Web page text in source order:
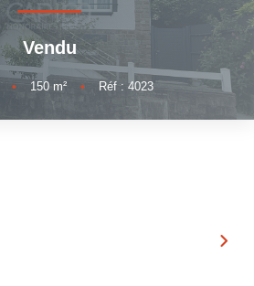
Notre Équipe
Nous Rejoindre
Nos Actualités
Vendu
• 150m² • Réf : 4023